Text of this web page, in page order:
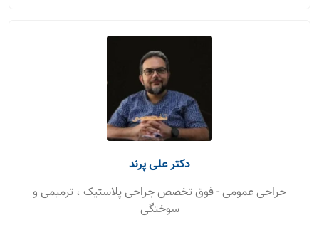
دکتر علی پرند
جراحی عمومی - فوق تخصص جراحی پلاستیک ، ترمیمی و
سوختگی